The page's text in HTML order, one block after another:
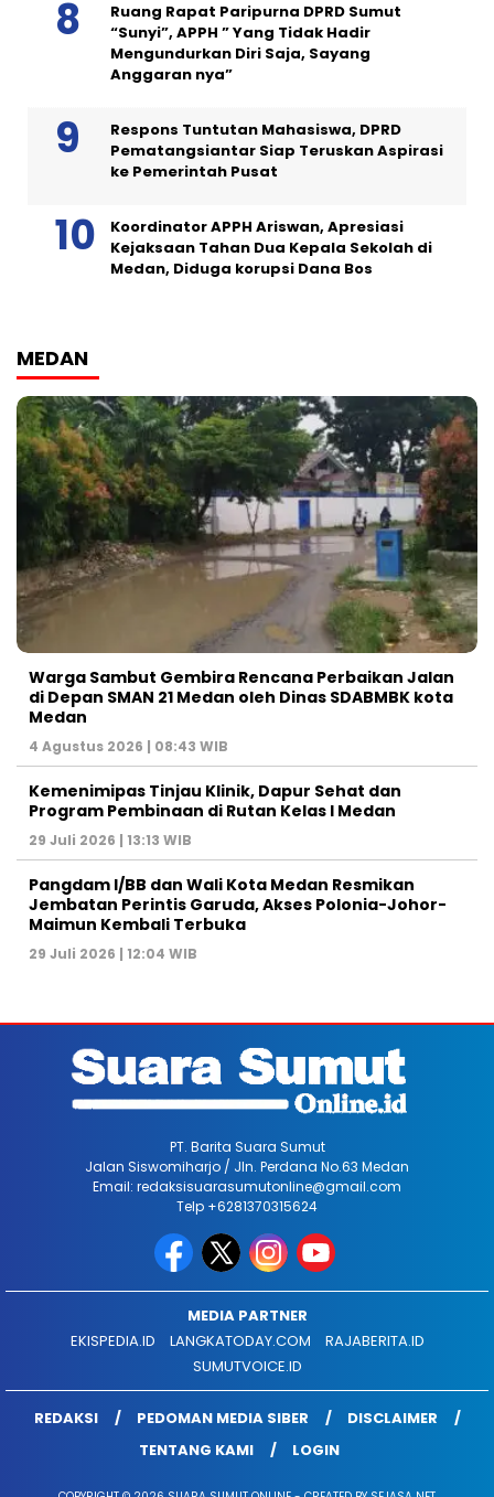
Ruang Rapat Paripurna DPRD Sumut
“Sunyi”, APPH ” Yang Tidak Hadir
Mengundurkan Diri Saja, Sayang
Anggaran nya”
Respons Tuntutan Mahasiswa, DPRD
Pematangsiantar Siap Teruskan Aspirasi
ke Pemerintah Pusat
Koordinator APPH Ariswan, Apresiasi
Kejaksaan Tahan Dua Kepala Sekolah di
Medan, Diduga korupsi Dana Bos
MEDAN
Warga Sambut Gembira Rencana Perbaikan Jalan
di Depan SMAN 21 Medan oleh Dinas SDABMBK kota
Medan
4 Agustus 2026 | 08:43 WIB
Kemenimipas Tinjau Klinik, Dapur Sehat dan
Program Pembinaan di Rutan Kelas I Medan
29 Juli 2026 | 13:13 WIB
Pangdam I/BB dan Wali Kota Medan Resmikan
Jembatan Perintis Garuda, Akses Polonia-Johor-
Maimun Kembali Terbuka
29 Juli 2026 | 12:04 WIB
PT. Barita Suara Sumut
Jalan Siswomiharjo / Jln. Perdana No.63 Medan
Email: redaksisuarasumutonline@gmail.com
Telp +6281370315624
MEDIA PARTNER
EKISPEDIA.ID
LANGKATODAY.COM
RAJABERITA.ID
SUMUTVOICE.ID
REDAKSI PEDOMAN MEDIA SIBER
DISCLAIMER
TENTANG KAMI
LOGIN